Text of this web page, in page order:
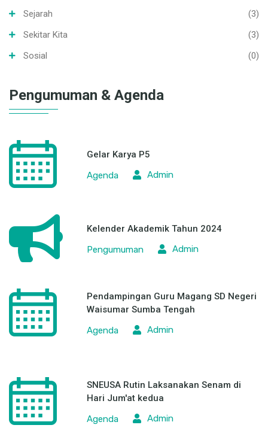
Sejarah
(3)
Sekitar Kita
(3)
Sosial
(0)
Pengumuman & Agenda
Gelar Karya P5
Agenda
Admin
Kelender Akademik Tahun 2024
Pengumuman
Admin
Pendampingan Guru Magang SD Negeri
Waisumar Sumba Tengah
Agenda
Admin
SNEUSA Rutin Laksanakan Senam di
Hari Jum'at kedua
Agenda
Admin